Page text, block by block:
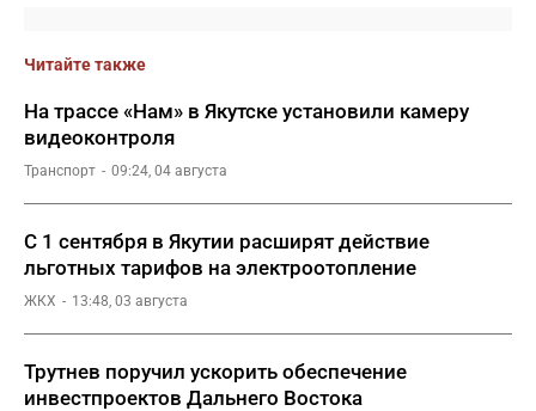
Читайте также
На трассе «Нам» в Якутске установили камеру
видеоконтроля
Транспорт 09:24, 04 августа
С 1 сентября в Якутии расширят действие
льготных тарифов на электроотопление
ЖКХ 13:48, 03 августа
Трутнев поручил ускорить обеспечение
инвестпроектов Дальнего Востока